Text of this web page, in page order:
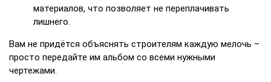
материалов, что позволяет не переплачивать
лишнего.
Вам не придётся объяснять строителям каждую мелочь –
просто передайте им альбом со всеми нужными
чертежами.